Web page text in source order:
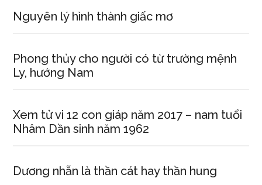
Nguyên lý hình thành giấc mơ
Phong thủy cho người có từ trường mệnh
Ly, hướng Nam
Xem tử vi 12 con giáp năm 2017 – nam tuổi
Nhâm Dần sinh năm 1962
Dương nhẫn là thần cát hay thần hung